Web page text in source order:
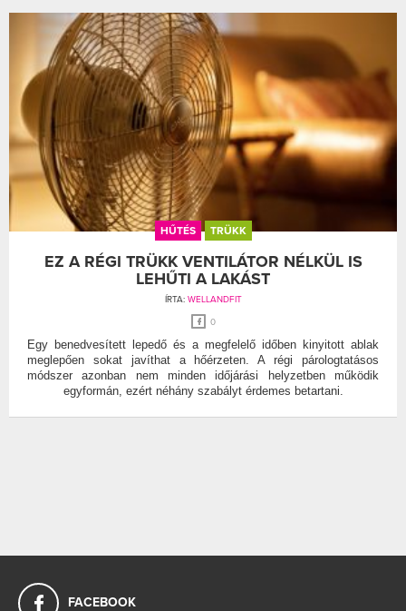
HŰTÉS TRÜKK
EZ A RÉGI TRÜKK VENTILÁTOR NÉLKÜL IS
LEHŰTI A LAKÁST
ÍRTA: WELLANDFIT
0
Egy benedvesített lepedő és a megfelelő időben kinyitott ablak
meglepően sokat javíthat a hőérzeten. A régi párologtatásos
módszer azonban nem minden időjárási helyzetben működik
egyformán, ezért néhány szabályt érdemes betartani.
FACEBOOK